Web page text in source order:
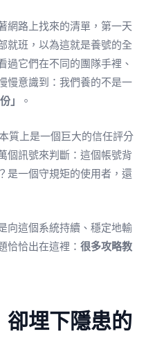
網路上找來的清單，第一天
就班，以為這就是養號的全
過它們在不同的團隊手裡、
慢意識到：我們養的不是一
」 。
質上是一個巨大的信任評分
個訊號來判斷：這個帳號背
是一個守規矩的使用者，還
向這個系統持續、穩定地輸
恰恰出在這裡： 很多攻略教
卻埋下隱患的